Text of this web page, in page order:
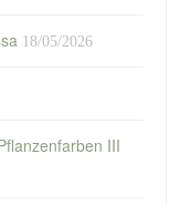
18/05/2026
III